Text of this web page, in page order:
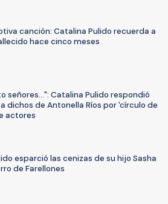
canción: Catalina Pulido recuerda a
hace cinco meses
señores...": Catalina Pulido respondió
dichos de Antonella Ríos por 'círculo de
actores
esparció las cenizas de su hijo Sasha
de Farellones